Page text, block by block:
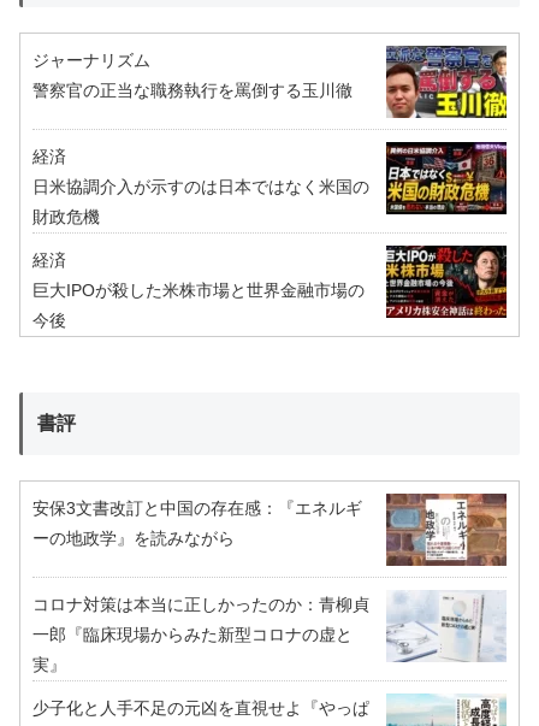
ジャーナリズム
警察官の正当な職務執行を罵倒する玉川徹
経済
日米協調介入が示すのは日本ではなく米国の
財政危機
経済
巨大IPOが殺した米株市場と世界金融市場の
今後
書評
安保3文書改訂と中国の存在感：『エネルギ
ーの地政学』を読みながら
コロナ対策は本当に正しかったのか：青柳貞
一郎『臨床現場からみた新型コロナの虚と
実』
少子化と人手不足の元凶を直視せよ『やっぱ